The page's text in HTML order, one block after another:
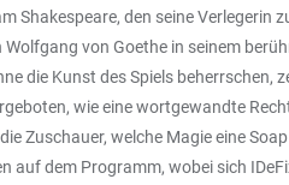
Shakespeare, den seine
von Goethe in seinem
die Kunst des Spiels beherrschen,
wie eine wortgewandte
Zuschauer, welche Magie eine
auf dem Programm, wobei sich